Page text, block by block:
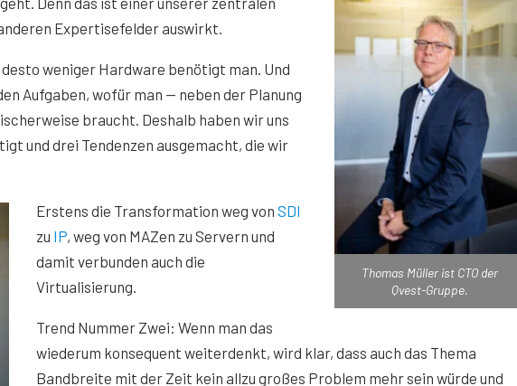
Thomas Müller ist CTO der
Qvest-Gruppe.
Expertisefelder auswirkt.
weniger Hardware benötigt man. Und
Aufgaben, wofür man — neben der Planung
braucht. Deshalb haben wir uns
und drei Tendenzen ausgemacht, die wir
Erstens die Transformation weg von SDI
zu IP, weg von MAZen zu Servern und
damit verbunden auch die
Virtualisierung.
Trend Nummer Zwei: Wenn man das
wiederum konsequent weiterdenkt, wird klar, dass auch das Thema
Bandbreite mit der Zeit kein allzu großes Problem mehr sein würde und